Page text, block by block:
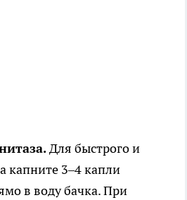
Для быстрого и
капните 3–4 капли
в воду бачка. При